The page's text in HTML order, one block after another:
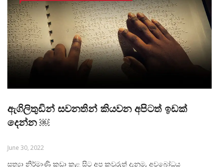
ඇගිලිතුඩින් සවනතින් කියවන අපිටත් ඉඩක්
දෙන්න ￼
June 30, 2022
සත්‍යා නිර්මාණි කුඩා කළ සිට අප කවුරුත් දැනුම, අවබෝධය